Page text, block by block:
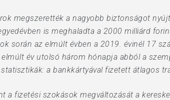
megszerették a nagyobb biztonságot
is meghaladta a 2000 milliárd
során az elmúlt évben a 2019. évinél 17
év utolsó három hónapja abból a
a bankkártyával fizetett átlagos
a fizetési szokások megváltozását a